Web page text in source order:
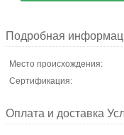
Подробная
Место происхождения:
Сертификация:
Оплата и доставка